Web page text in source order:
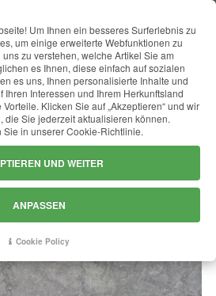
GREY
Um Ihnen ein besseres Surferlebnis zu
um einige erweiterte Webfunktionen zu
zu verstehen, welche Artikel Sie am
es Ihnen, diese einfach auf sozialen
es uns, Ihnen personalisierte Inhalte und
Interessen und Ihrem Herkunftsland
Klicken Sie auf „Akzeptieren“ und wir
die Sie jederzeit aktualisieren können.
in unserer Cookie-Richtlinie.
UND WEITER
ANPASSEN
Cookie Policy